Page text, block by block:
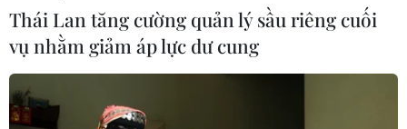
Các tỉnh Trung Bộ nắng nóng gần 40 độ C,
Thái Lan tăng cường quản lý sầu riêng cuối
vụ nhằm giảm áp lực dư cung